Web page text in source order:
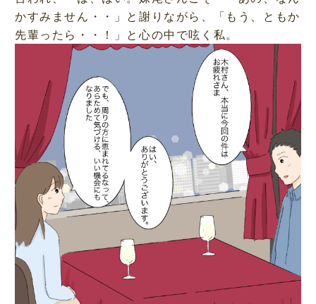
かすみません・・」と謝りながら、「もう、ともか
先輩ったら・・！」と心の中で呟く私。